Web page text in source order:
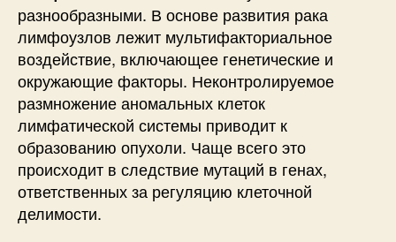
разнообразными. В основе развития рака
лимфоузлов лежит мультифакториальное
воздействие, включающее генетические и
окружающие факторы. Неконтролируемое
размножение аномальных клеток
лимфатической системы приводит к
образованию опухоли. Чаще всего это
происходит в следствие мутаций в генах,
ответственных за регуляцию клеточной
делимости.